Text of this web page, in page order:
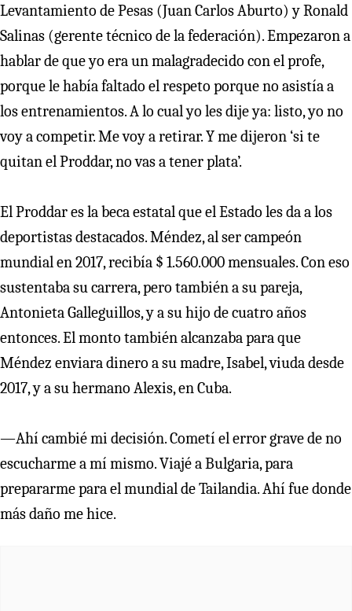
Levantamiento de Pesas (Juan Carlos Aburto) y Ronald
Salinas (gerente técnico de la federación). Empezaron a
hablar de que yo era un malagradecido con el profe,
porque le había faltado el respeto porque no asistía a
los entrenamientos. A lo cual yo les dije ya: listo, yo no
voy a competir. Me voy a retirar. Y me dijeron ‘si te
quitan el Proddar, no vas a tener plata’.
El Proddar es la beca estatal que el Estado les da a los
deportistas destacados. Méndez, al ser campeón
mundial en 2017, recibía $ 1.560.000 mensuales. Con eso
sustentaba su carrera, pero también a su pareja,
Antonieta Galleguillos, y a su hijo de cuatro años
entonces. El monto también alcanzaba para que
Méndez enviara dinero a su madre, Isabel, viuda desde
2017, y a su hermano Alexis, en Cuba.
—Ahí cambié mi decisión. Cometí el error grave de no
escucharme a mí mismo. Viajé a Bulgaria, para
prepararme para el mundial de Tailandia. Ahí fue donde
más daño me hice.